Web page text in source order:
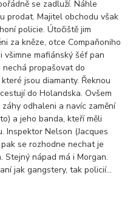
se zadluží. Náhle
prodat. Majitel obchodu však
policie. Útočiště jim
za kněze, otce Compaňoniho
všimne mafiánský šéf pan
nechá propašovat do
jsou diamanty. Řeknou
do Holandska. Ovšem
odhaleni a navíc zamění
a jeho banda, kteří měli
Inspektor Nelson (Jacques
se rozhodne nechat je
Stejný nápad má i Morgan.
jak gangstery, tak policií...